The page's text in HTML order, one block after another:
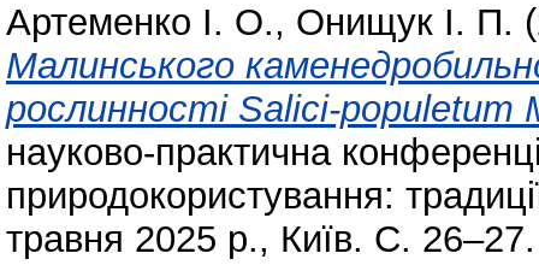
Артеменко І. О., Онищук І. П.
Малинського
рослинності Salici-populetum
науково-практична
природокористування:
травня 2025 р., Київ. С. 26–27.